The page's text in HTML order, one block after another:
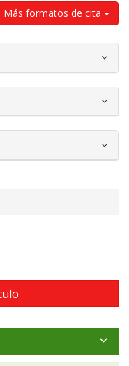
Más formatos de cita